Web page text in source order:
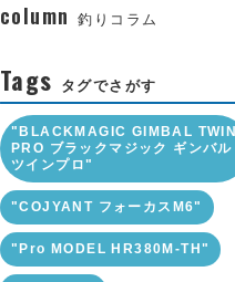
column 釣りコラム
Tags タグでさがす
"BLACKMAGIC GIMBAL TWIN
PRO ブラックマジック ギンバル
ツインプロ"
"COJYANT フォーカスM6"
"Pro MODEL HR380M-TH"